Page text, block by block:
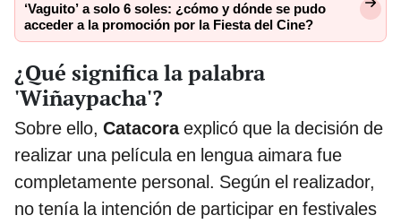
‘Vaguito’ a solo 6 soles: ¿cómo y dónde se pudo
acceder a la promoción por la Fiesta del Cine?
¿Qué significa la palabra
'Wiñaypacha'?
Sobre ello, Catacoraexplicó que la decisión de
realizar una película en lengua aimara fue
completamente personal. Según el realizador,
no tenía la intención de participar en festivales